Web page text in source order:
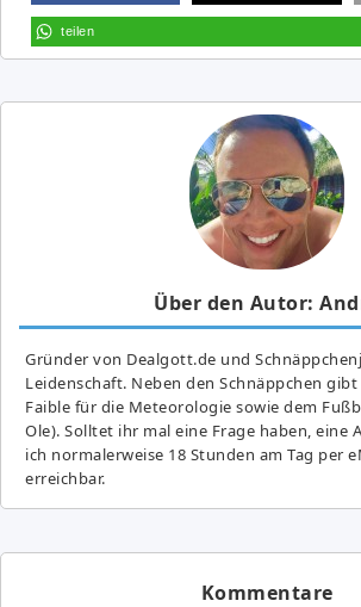
teilen
Über den Autor:
Gründer von Dealgott.de und
Leidenschaft. Neben den Schnäppchen
Fai­ble für die Meteorologie sowie dem
Ole). Solltet ihr mal eine Frage haben, eine
ich normalerweise 18 Stunden am Tag per
erreichbar.
Kommentare